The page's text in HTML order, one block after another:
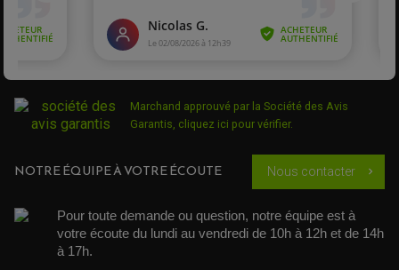
POMPE A ESSENCE
PIPE D'ADMISSION
PNEUMATIQUE
PROTECTION MOTO
PATINS DE PROTECTION TOP BLOCK
PATIN DE RECHANGE TOP BLOCK
PROTECTION SILENCIEUX
PROTECTION LEVIER
TAMPONS ALLOY ULTIMA
NOS MARQUES
ACCESSOIRE SCOOTER APRILIA
ACCESSOIRE SCOOTER GILERA
ACCESSOIRE SCOOTER HONDA
ACCESSOIRE SCOOTER MBK
ACCESSOIRE SCOOTER PEUGEOT
ACCESSOIRE SCOOTER PIAGGIO
OUTILLAGE ET ACCESSOIRES ATELIER
ACCESSOIRE ATELIER QUAD
POIGNÉE
GUIDON CROSS ET ENDURO
DEMI COCOTTE
JOINT SPY
FOURCHE ET AMORTISSEUR
Marchand approuvé par la Société des Avis
Garantis, cliquez ici pour vérifier.
NOTRE ÉQUIPE À VOTRE ÉCOUTE Nous contacter chevron_right
Pour toute demande ou question, notre équipe est à
votre écoute du lundi au vendredi de 10h à 12h et de 14h
à 17h.